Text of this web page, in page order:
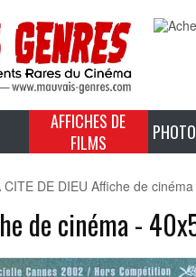
AFFICHES DE
FILMS
CITE DE DIEU Affiche de
de cinéma -